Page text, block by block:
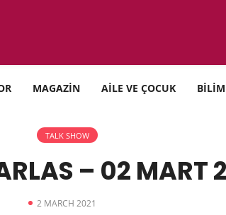
MAGAZİN AİLE VE ÇOCUK BİLİM
TALK SHOW
– 02 MART
2 MARCH 2021